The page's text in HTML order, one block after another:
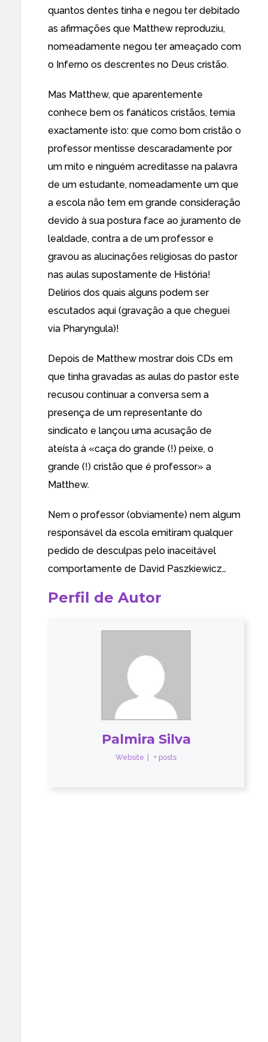
quantos dentes tinha e negou ter debitado
as afirmações que Matthew reproduziu,
nomeadamente negou ter ameaçado com
o Inferno os descrentes no Deus cristão.
Mas Matthew, que aparentemente
conhece bem os fanáticos cristãos, temia
exactamente isto: que como bom cristão o
professor mentisse descaradamente por
um mito e ninguém acreditasse na palavra
de um estudante, nomeadamente um que
a escola não tem em grande consideração
devido à sua postura face ao juramento de
lealdade, contra a de um professor e
gravou as alucinações religiosas do pastor
nas aulas supostamente de História!
Delírios dos quais alguns podem ser
escutados aqui (gravação a que cheguei
via Pharyngula)!
Depois de Matthew mostrar dois CDs em
que tinha gravadas as aulas do pastor este
recusou continuar a conversa sem a
presença de um representante do
sindicato e lançou uma acusação de
ateísta à «caça do grande (!) peixe, o
grande (!) cristão que é professor» a
Matthew.
Nem o professor (obviamente) nem algum
responsável da escola emitiram qualquer
pedido de desculpas pelo inaceitável
comportamente de David Paszkiewicz…
Perfil de Autor
Palmira Silva
Website + posts